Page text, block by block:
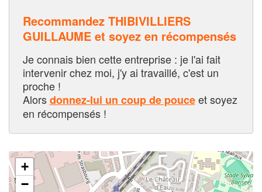
Recommandez THIBIVILLIERS
GUILLAUME et soyez en récompensés
Je connais bien cette entreprise : je l'ai fait
intervenir chez moi, j'y ai travaillé, c'est un
proche !
Alorsdonnez-lui un coup de pouceet soyez
en récompensés !
+
−